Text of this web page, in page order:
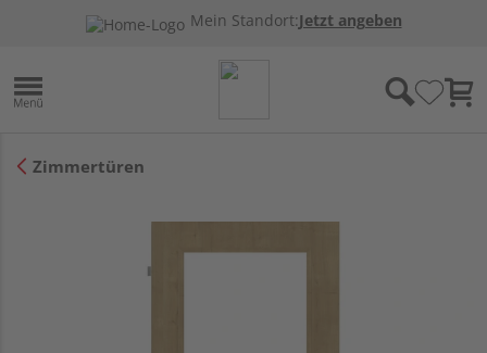
Mein Standort:Jetzt angeben
Zimmertüren